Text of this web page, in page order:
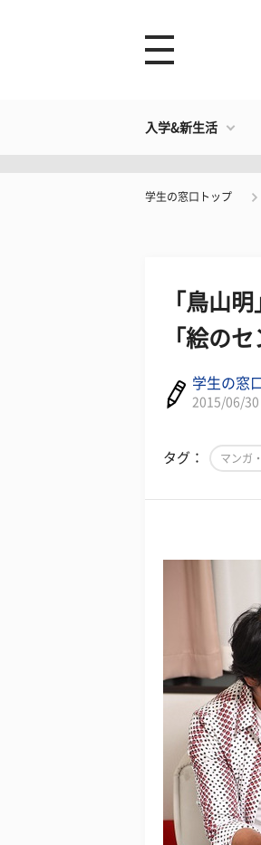
入学&新生活
学生の窓口トップ
「鳥山
「絵の
学生の窓
2015/06/30
タグ： マンガ